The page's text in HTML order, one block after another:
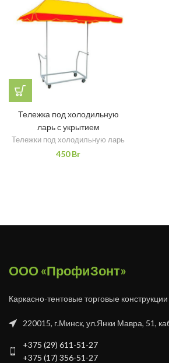
Тележка под холодильную
ларь с укрытием
Тележки под холодильную ларь
450Br
ООО «ПрофиЗонт»
Каркасно-тентовые торговые конструкции
220015, г.Минск, ул.Янки Мавра, 51,
+375 (29) 611-51-27
+375 (17) 356-51-27